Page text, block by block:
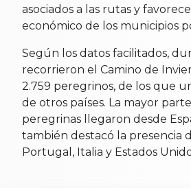
asociados a las rutas y
económico de los municipios
Según los datos facilitados,
recorrieron el Camino de
2.759 peregrinos, de los que
de otros países. La mayor
peregrinas llegaron desde
también destacó la presencia
Portugal, Italia y Estados